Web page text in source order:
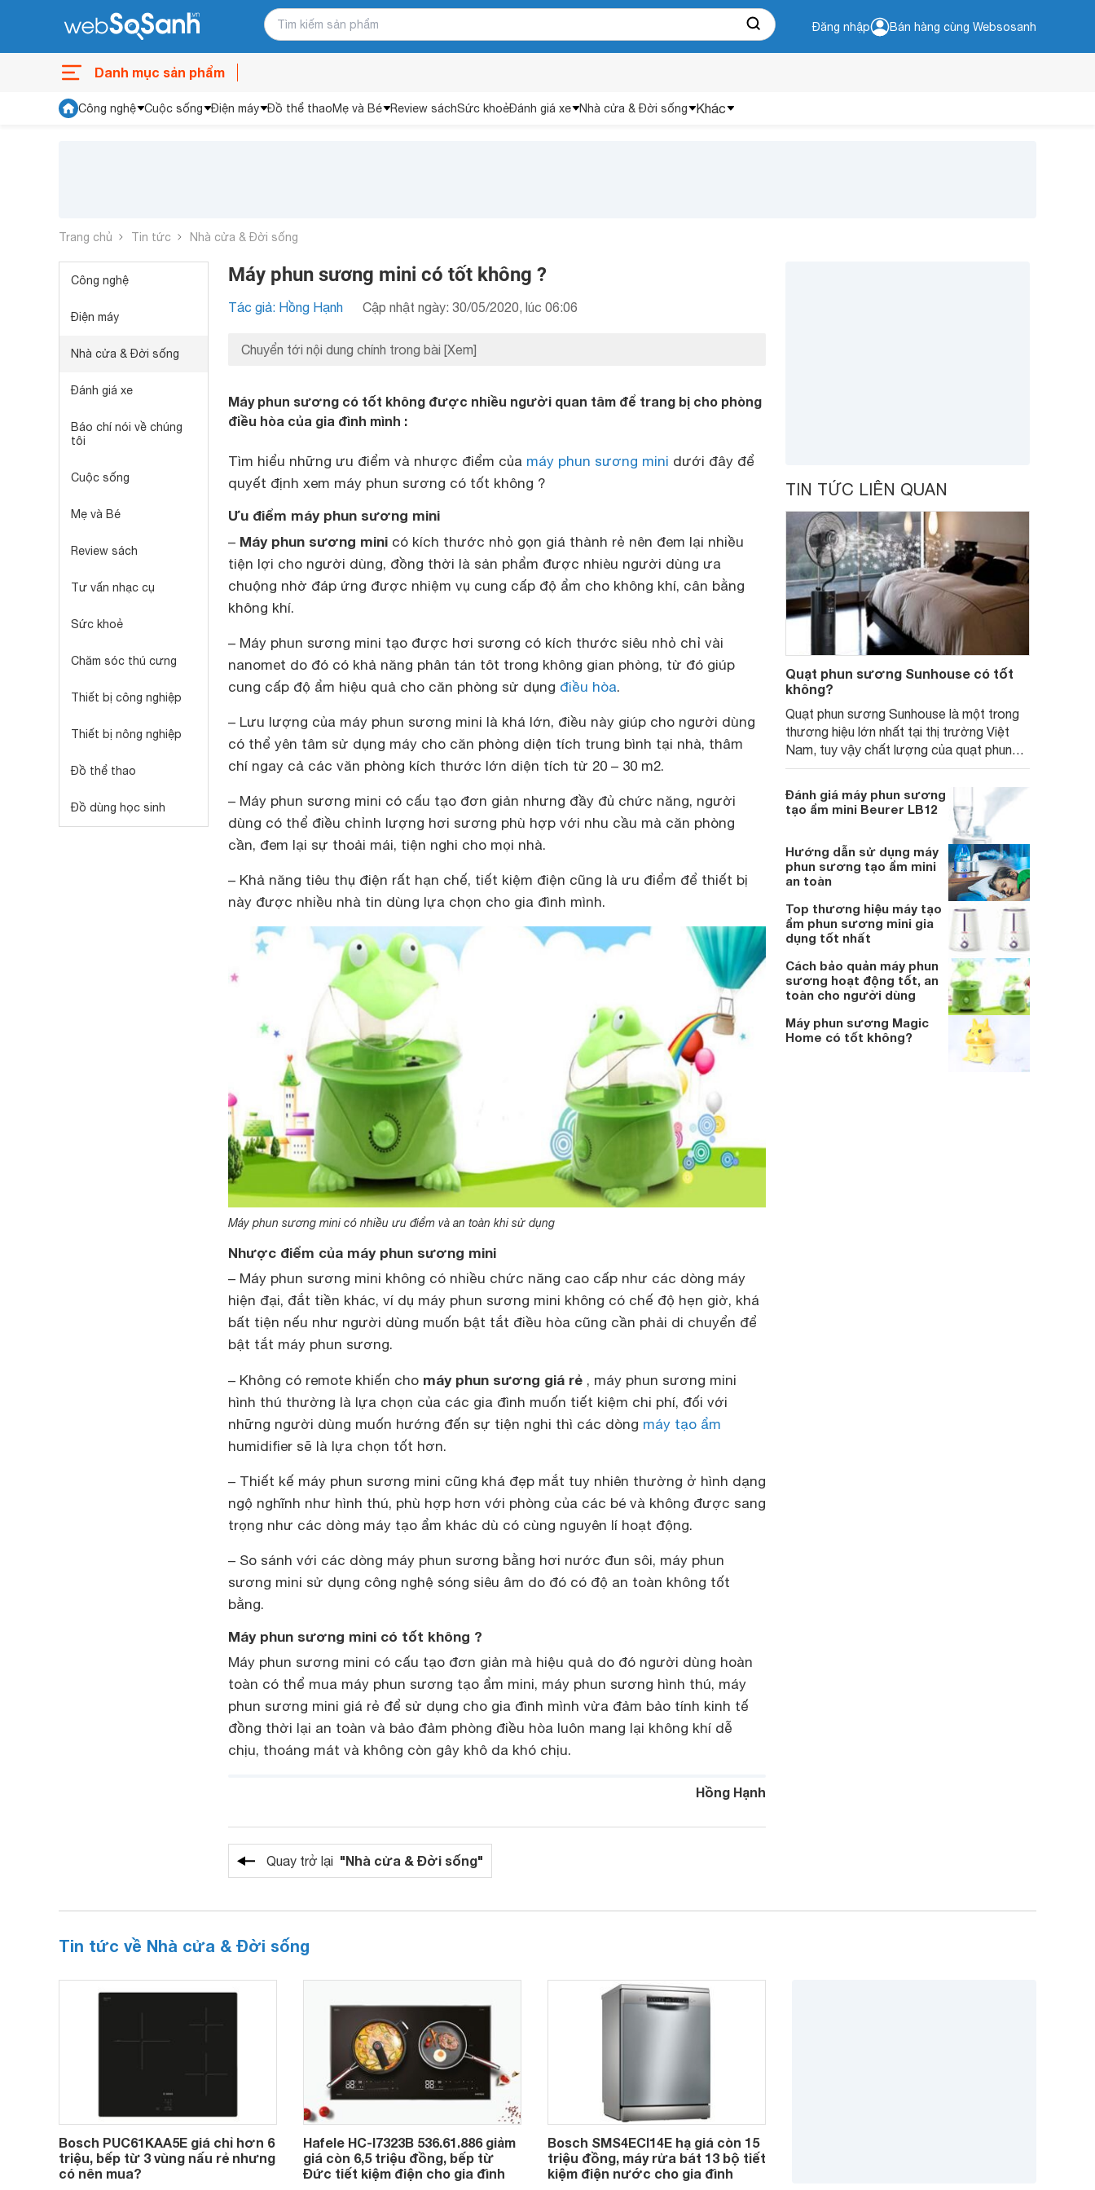
Đăng nhập Bán hàng cùng Websosanh
Danh mục sản phẩm
Công nghệ Cuộc sống Điện máy Đồ thể thaoMẹ và Bé Review sáchSức khoẻĐánh giá xe Nhà cửa & Đời sống Khác
Trang chủ Tin tức Nhà cửa & Đời sống
Công nghệ
Điện máy
Nhà cửa & Đời sống
Đánh giá xe
Báo chí nói về chúng
tôi
Cuộc sống
Mẹ và Bé
Review sách
Tư vấn nhạc cụ
Sức khoẻ
Chăm sóc thú cưng
Thiết bị công nghiệp
Thiết bị nông nghiệp
Đồ thể thao
Đồ dùng học sinh
Máy phun sương mini có tốt không ?
Tác giả: Hồng Hạnh Cập nhật ngày: 30/05/2020, lúc 06:06
Chuyển tới nội dung chính trong bài [Xem]
Máy phun sương có tốt không được nhiều người quan tâm để trang bị cho phòng
điều hòa của gia đình mình :
Tìm hiểu những ưu điểm và nhược điểm của máy phun sương mini dưới đây để
quyết định xem máy phun sương có tốt không ?
Ưu điểm máy phun sương mini
– Máy phun sương mini có kích thước nhỏ gọn giá thành rẻ nên đem lại nhiều
tiện lợi cho người dùng, đồng thời là sản phẩm được nhièu người dùng ưa
chuộng nhờ đáp ứng được nhiệm vụ cung cấp độ ẩm cho không khí, cân bằng
không khí.
– Máy phun sương mini tạo được hơi sương có kích thước siêu nhỏ chỉ vài
nanomet do đó có khả năng phân tán tôt trong không gian phòng, từ đó giúp
cung cấp độ ẩm hiệu quả cho căn phòng sử dụng điều hòa.
– Lưu lượng của máy phun sương mini là khá lớn, điều này giúp cho người dùng
có thể yên tâm sử dụng máy cho căn phòng diện tích trung bình tại nhà, thâm
chí ngay cả các văn phòng kích thước lớn diện tích từ 20 – 30 m2.
– Máy phun sương mini có cấu tạo đơn giản nhưng đầy đủ chức năng, người
dùng có thể điều chỉnh lượng hơi sương phù hợp với nhu cầu mà căn phòng
cần, đem lại sự thoải mái, tiện nghi cho mọi nhà.
– Khả năng tiêu thụ điện rất hạn chế, tiết kiệm điện cũng là ưu điểm để thiết bị
này được nhiều nhà tin dùng lựa chọn cho gia đình mình.
Máy phun sương mini có nhiều ưu điểm và an toàn khi sử dụng
Nhược điểm của máy phun sương mini
– Máy phun sương mini không có nhiều chức năng cao cấp như các dòng máy
hiện đại, đắt tiền khác, ví dụ máy phun sương mini không có chế độ hẹn giờ, khá
bất tiện nếu như người dùng muốn bật tắt điều hòa cũng cần phải di chuyển để
bật tắt máy phun sương.
– Không có remote khiến cho máy phun sương giá rẻ , máy phun sương mini
hình thú thường là lựa chọn của các gia đình muốn tiết kiệm chi phí, đối với
những người dùng muốn hướng đến sự tiện nghi thì các dòng máy tạo ẩm
humidifier sẽ là lựa chọn tốt hơn.
– Thiết kế máy phun sương mini cũng khá đẹp mắt tuy nhiên thường ở hình dạng
ngộ nghĩnh như hình thú, phù hợp hơn với phòng của các bé và không được sang
trọng như các dòng máy tạo ẩm khác dù có cùng nguyên lí hoạt động.
– So sánh với các dòng máy phun sương bằng hơi nước đun sôi, máy phun
sương mini sử dụng công nghệ sóng siêu âm do đó có độ an toàn không tốt
bằng.
Máy phun sương mini có tốt không ?
Máy phun sương mini có cấu tạo đơn giản mà hiệu quả do đó người dùng hoàn
toàn có thể mua máy phun sương tạo ẩm mini, máy phun sương hình thú, máy
phun sương mini giá rẻ để sử dụng cho gia đình mình vừa đảm bảo tính kinh tế
đồng thời lại an toàn và bảo đảm phòng điều hòa luôn mang lại không khí dễ
chịu, thoáng mát và không còn gây khô da khó chịu.
Hồng Hạnh
Quay trở lại "Nhà cửa & Đời sống"
TIN TỨC LIÊN QUAN
Quạt phun sương Sunhouse có tốt
không?
Quạt phun sương Sunhouse là một trong
thương hiệu lớn nhất tại thị trường Việt
Nam, tuy vậy chất lượng của quạt phun
sương Sunhouse có tốt không?
Đánh giá máy phun sương
tạo ẩm mini Beurer LB12
Hướng dẫn sử dụng máy
phun sương tạo ẩm mini
an toàn
Top thương hiệu máy tạo
ẩm phun sương mini gia
dụng tốt nhất
Cách bảo quản máy phun
sương hoạt động tốt, an
toàn cho người dùng
Máy phun sương Magic
Home có tốt không?
Tin tức về Nhà cửa & Đời sống
Bosch PUC61KAA5E giá chỉ hơn 6
triệu, bếp từ 3 vùng nấu rẻ nhưng
có nên mua?
Hafele HC-I7323B 536.61.886 giảm
giá còn 6,5 triệu đồng, bếp từ
Đức tiết kiệm điện cho gia đình
Bosch SMS4ECI14E hạ giá còn 15
triệu đồng, máy rửa bát 13 bộ tiết
kiệm điện nước cho gia đình